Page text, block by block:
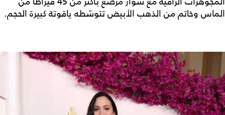
الماس وخاتم من الذهب الأبيض تتوسّطه ياقوتة كبيرة الحجم.